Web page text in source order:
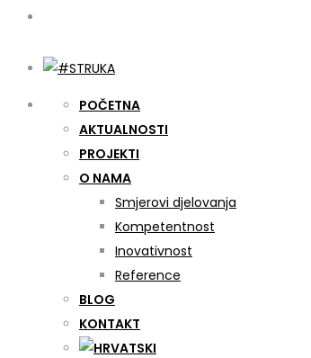
POČETNA
AKTUALNOSTI
PROJEKTI
O NAMA
Smjerovi djelovanja
Kompetentnost
Inovativnost
Reference
BLOG
KONTAKT